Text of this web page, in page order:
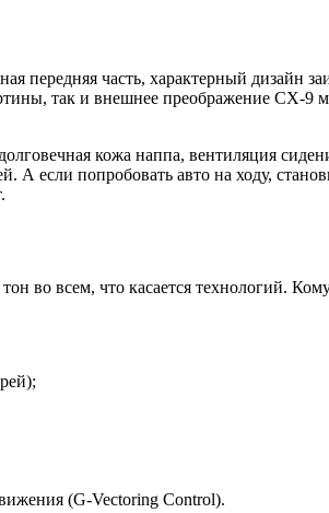
передняя часть, характерный дизайн
так и внешнее преображение СХ-9
кожа наппа, вентиляция
А если попробовать авто на ходу,
во всем, что касается технологий.
(G-Vectoring Control).